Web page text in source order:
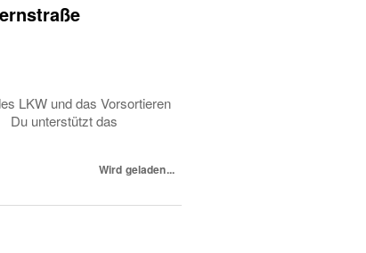
LKW und das Vorsortieren
Du unterstützt das
Wird geladen...